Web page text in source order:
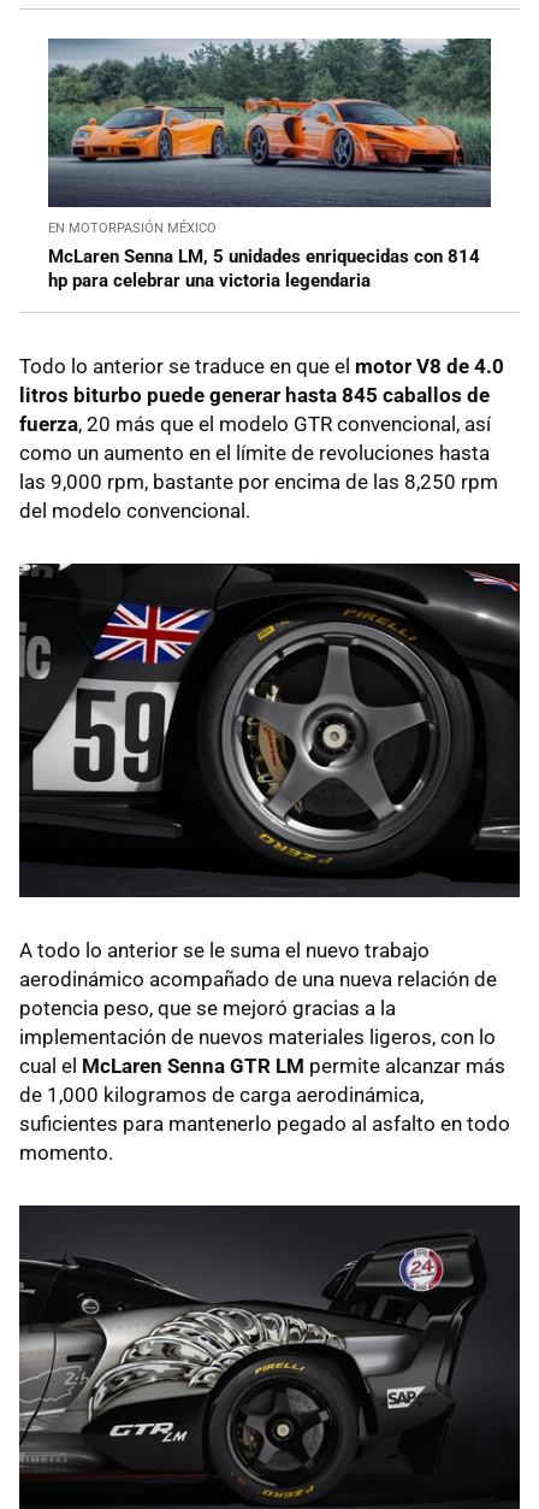
EN MOTORPASIÓN MÉXICO
McLaren Senna LM, 5 unidades enriquecidas con 814
hp para celebrar una victoria legendaria
Todo lo anterior se traduce en que el motor V8 de 4.0
litros biturbo puede generar hasta 845 caballos de
fuerza, 20 más que el modelo GTR convencional, así
como un aumento en el límite de revoluciones hasta
las 9,000 rpm, bastante por encima de las 8,250 rpm
del modelo convencional.
A todo lo anterior se le suma el nuevo trabajo
aerodinámico acompañado de una nueva relación de
potencia peso, que se mejoró gracias a la
implementación de nuevos materiales ligeros, con lo
cual el McLaren Senna GTR LM permite alcanzar más
de 1,000 kilogramos de carga aerodinámica,
suficientes para mantenerlo pegado al asfalto en todo
momento.